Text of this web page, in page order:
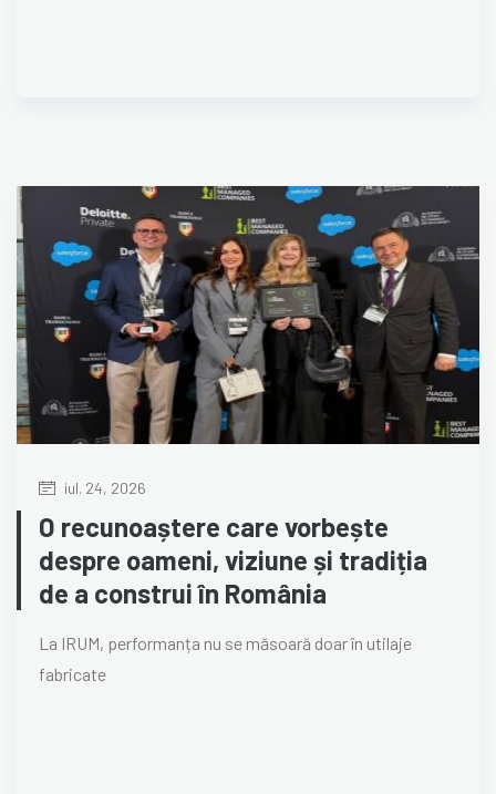
iul. 24, 2026
O recunoaștere care vorbește
despre oameni, viziune și tradiția
de a construi în România
La IRUM, performanța nu se măsoară doar în utilaje
fabricate